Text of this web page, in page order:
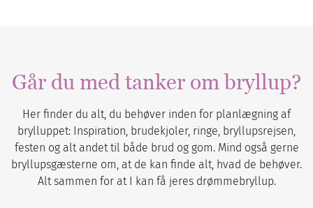
Går du med tanker om bryllup?
Her finder du alt, du behøver inden for planlægning af
brylluppet: Inspiration, brudekjoler, ringe, bryllupsrejsen,
festen og alt andet til både brud og gom. Mind også gerne
bryllupsgæsterne om, at de kan finde alt, hvad de behøver.
Alt sammen for at I kan få jeres drømmebryllup.